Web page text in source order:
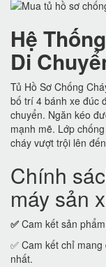
Hệ
Di
Tủ Hồ Sơ Chống
bố trí 4 bánh xe đúc
chuyển. Ngăn kéo
mạnh mẽ. Lớp
cháy vượt trội lên
Chính
máy sản
✅ Cam kết sản
✅ Cam kết chỉ
nhất.